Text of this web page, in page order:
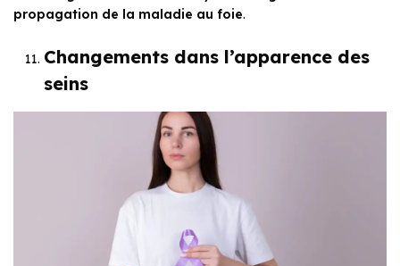
propagation de la maladie au foie.
Changements dans l’apparence des
seins